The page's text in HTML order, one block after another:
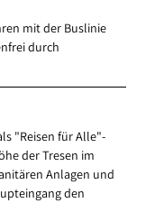
mit der Buslinie
durch
"Reisen für Alle"-
der Tresen im
Anlagen und
den